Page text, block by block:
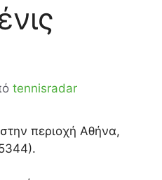
tennisradar
περιοχή Αθήνα,